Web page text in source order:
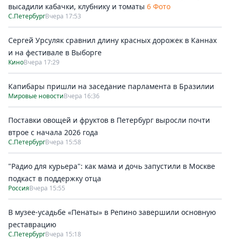
высадили кабачки, клубнику и томаты 6 Фото
С.ПетербургВчера 17:53
Сергей Урсуляк сравнил длину красных дорожек в Каннах
и на фестивале в Выборге
КиноВчера 17:29
Капибары пришли на заседание парламента в Бразилии
Мировые новостиВчера 16:36
Поставки овощей и фруктов в Петербург выросли почти
втрое с начала 2026 года
С.ПетербургВчера 15:58
"Радио для курьера": как мама и дочь запустили в Москве
подкаст в поддержку отца
РоссияВчера 15:55
В музее-усадьбе «Пенаты» в Репино завершили основную
реставрацию
С.ПетербургВчера 15:18